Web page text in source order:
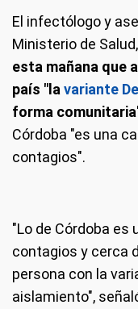
El infectólogo y
Ministerio de Salud,
esta mañana que
país "la variante
forma comunitaria
Córdoba "es una
contagios".
"Lo de Córdoba
contagios y cerca
persona con la
aislamiento",